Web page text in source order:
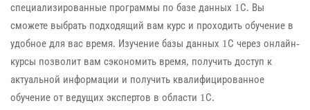
специализированные программы по базе данных 1С. Вы
сможете выбрать подходящий вам курс и проходить обучение в
удобное для вас время. Изучение базы данных 1С через онлайн-
курсы позволит вам сэкономить время, получить доступ к
актуальной информации и получить квалифицированное
обучение от ведущих экспертов в области 1С.